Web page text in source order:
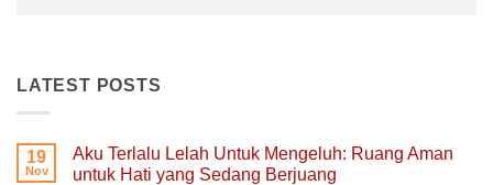
LATEST POSTS
19
Nov
Aku Terlalu Lelah Untuk Mengeluh: Ruang Aman
untuk Hati yang Sedang Berjuang